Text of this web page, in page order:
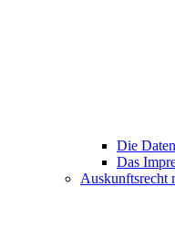
Die
Das
Auskunftsrecht